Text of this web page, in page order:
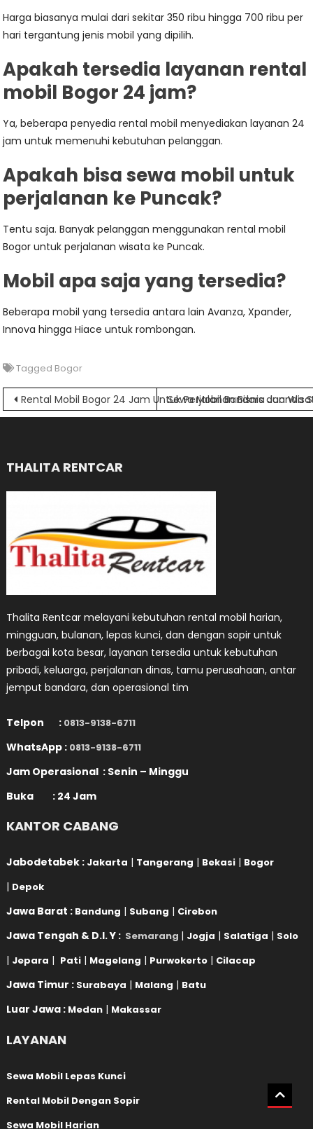
Harga biasanya mulai dari sekitar 350 ribu hingga 700 ribu per
hari tergantung jenis mobil yang dipilih.
Apakah tersedia layanan rental
mobil Bogor 24 jam?
Ya, beberapa penyedia rental mobil menyediakan layanan 24
jam untuk memenuhi kebutuhan pelanggan.
Apakah bisa sewa mobil untuk
perjalanan ke Puncak?
Tentu saja. Banyak pelanggan menggunakan rental mobil
Bogor untuk perjalanan wisata ke Puncak.
Mobil apa saja yang tersedia?
Beberapa mobil yang tersedia antara lain Avanza, Xpander,
Innova hingga Hiace untuk rombongan.
Tagged Bogor
Navigasi
Rental Mobil Bogor 24 Jam Untuk Perjalanan Bisnis dan
Sewa Mobil Bandara Juanda
THALITA RENTCAR
Thalita Rentcar melayani kebutuhan rental mobil harian,
mingguan, bulanan, lepas kunci, dan dengan sopir untuk
berbagai kota besar, layanan tersedia untuk kebutuhan
pribadi, keluarga, perjalanan dinas, tamu perusahaan, antar
jemput bandara, dan operasional tim
Telpon : 0813-9138-6711
WhatsApp : 0813-9138-6711
Jam Operasional : Senin – Minggu
Buka : 24 Jam
KANTOR CABANG
Jabodetabek : Jakarta | Tangerang | Bekasi | Bogor
| Depok
Jawa Barat : Bandung | Subang | Cirebon
Jawa Tengah & D.I. Y : Semarang | Jogja | Salatiga | Solo
| Jepara | Pati | Magelang | Purwokerto | Cilacap
Jawa Timur : Surabaya | Malang | Batu
Luar Jawa : Medan | Makassar
LAYANAN
Sewa Mobil Lepas Kunci
Rental Mobil Dengan Sopir
Sewa Mobil Harian